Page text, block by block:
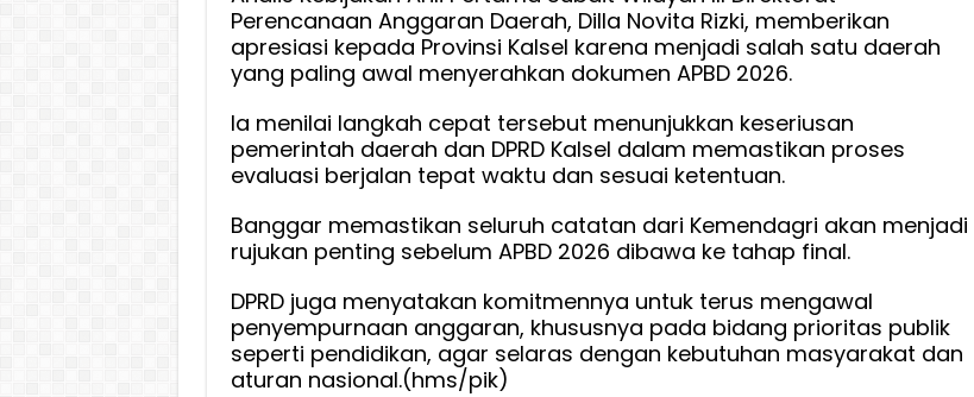
Perencanaan Anggaran Daerah, Dilla Novita Rizki, memberikan
apresiasi kepada Provinsi Kalsel karena menjadi salah satu daerah
yang paling awal menyerahkan dokumen APBD 2026.
Ia menilai langkah cepat tersebut menunjukkan keseriusan
pemerintah daerah dan DPRD Kalsel dalam memastikan proses
evaluasi berjalan tepat waktu dan sesuai ketentuan.
Banggar memastikan seluruh catatan dari Kemendagri akan menjadi
rujukan penting sebelum APBD 2026 dibawa ke tahap final.
DPRD juga menyatakan komitmennya untuk terus mengawal
penyempurnaan anggaran, khususnya pada bidang prioritas publik
seperti pendidikan, agar selaras dengan kebutuhan masyarakat dan
aturan nasional.(hms/pik)